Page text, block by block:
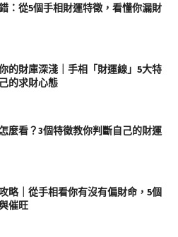
：從5個手相財運特徵，看懂你漏財
的財庫深淺｜手相「財運線」5大特
的求財心態
麼看？3個特徵教你判斷自己的財運
略｜從手相看你有沒有偏財命，5個
催旺